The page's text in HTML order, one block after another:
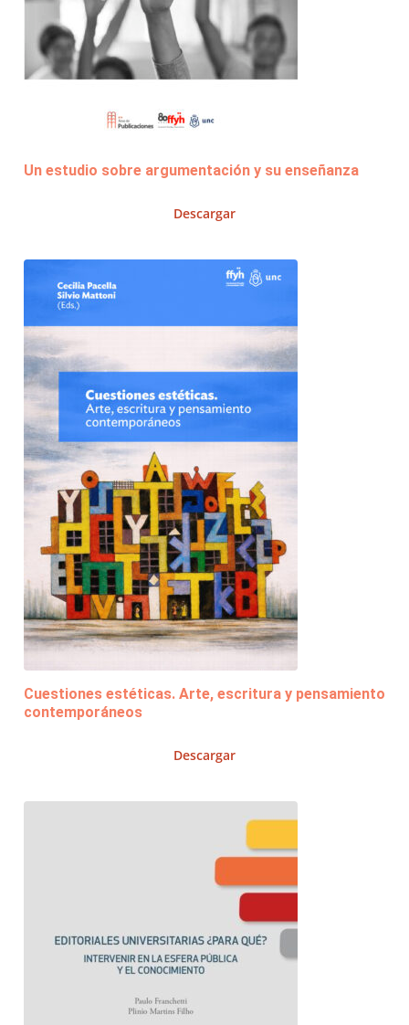
Un estudio sobre argumentación y su enseñanza
Descargar
Cuestiones estéticas. Arte, escritura y pensamiento
contemporáneos
Descargar